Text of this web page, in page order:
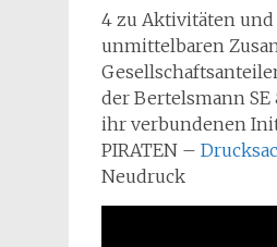
4 zu Aktivitäten
unmittelbaren
der Bertelsmann
ihr verbundenen
PIRATEN –
Neudruck